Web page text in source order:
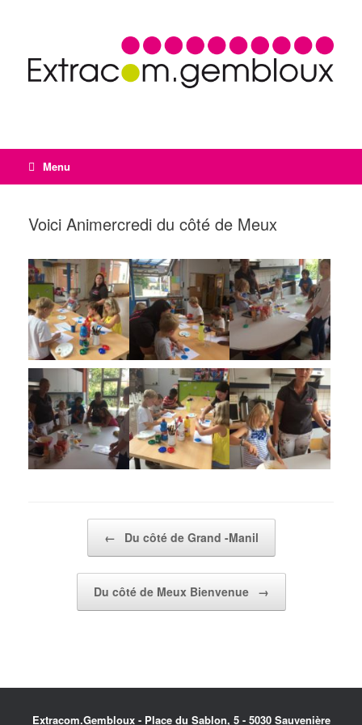
Menu
Voici Animercredi du côté de Meux
← Du côté de Grand -Manil
Du côté de Meux Bienvenue →
Extracom.Gembloux - Place du Sablon, 5 - 5030 Sauvenière